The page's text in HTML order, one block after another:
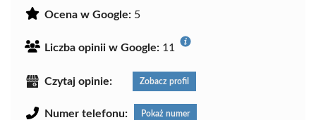
Ocena w Google: 5
Liczba opinii w Google: 11
Czytaj opinie: Zobacz profil
Numer telefonu: Pokaż numer